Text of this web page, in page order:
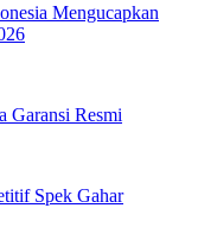
Mengucapkan
Garansi Resmi
Spek Gahar